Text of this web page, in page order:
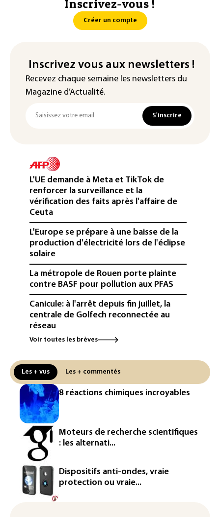
Inscrivez-vous !
Créer un compte
Inscrivez vous aux newsletters !
Recevez chaque semaine les newsletters du
Magazine d’Actualité.
S'inscrire
L'UE demande à Meta et TikTok de
renforcer la surveillance et la
vérification des faits après l'affaire de
Ceuta
L'Europe se prépare à une baisse de la
production d'électricité lors de l'éclipse
solaire
La métropole de Rouen porte plainte
contre BASF pour pollution aux PFAS
Canicule: à l'arrêt depuis fin juillet, la
centrale de Golfech reconnectée au
réseau
Véhicules de livraison autonomes: la
homologation
Iris³: Eutelsat investira 3,4 milliards
d'euros dans la future constellation
européenne
Le magazine VSD racheté par
l'entrepreneur Vianney d'Alançon
La production française de maïs
attendue au plus bas depuis 1980
"Retour en force" progressif de la
chaleur dans les prochains jours en
Voir toutes les brèves
Les + vus Les + commentés
8 réactions chimiques incroyables
Moteurs de recherche scientifiques
: les alternati...
Dispositifs anti-ondes, vraie
protection ou vraie...